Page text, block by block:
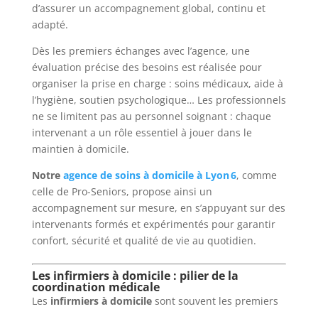
d’assurer un accompagnement global, continu et
adapté.
Dès les premiers échanges avec l’agence, une
évaluation précise des besoins est réalisée pour
organiser la prise en charge : soins médicaux, aide à
l’hygiène, soutien psychologique… Les professionnels
ne se limitent pas au personnel soignant : chaque
intervenant a un rôle essentiel à jouer dans le
maintien à domicile.
Notre agence de soins à domicile à Lyon 6, comme
celle de Pro-Seniors, propose ainsi un
accompagnement sur mesure, en s’appuyant sur des
intervenants formés et expérimentés pour garantir
confort, sécurité et qualité de vie au quotidien.
Les infirmiers à domicile : pilier de la
coordination médicale
Les infirmiers à domicilesont souvent les premiers